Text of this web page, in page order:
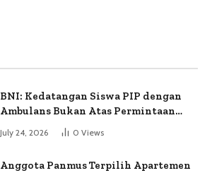
BNI: Kedatangan Siswa PIP dengan
Ambulans Bukan Atas Permintaan
July 24, 2026 0 Views
Anggota Panmus Terpilih Apartemen